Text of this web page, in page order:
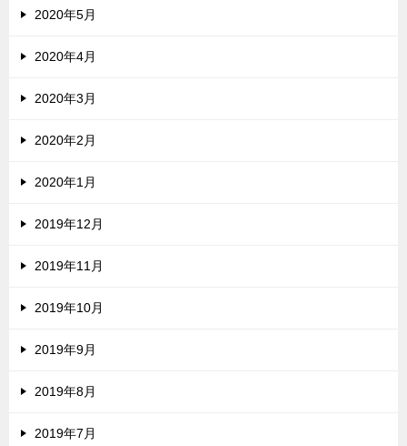
2020年5月
2020年4月
2020年3月
2020年2月
2020年1月
2019年12月
2019年11月
2019年10月
2019年9月
2019年8月
2019年7月